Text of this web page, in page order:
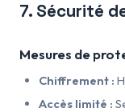
7. Sécurité
Mesures de
Chiffrement :
Accès limité :